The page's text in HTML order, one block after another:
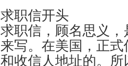
求职信开头
求职信，顾名思义
来写。在美国，正
和收信人地址的。